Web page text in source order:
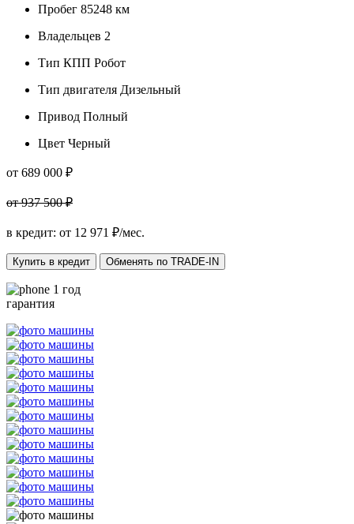
Пробег 85248 км
Владельцев 2
Тип КПП Робот
Тип двигателя Дизельный
Привод Полный
Цвет Черный
от 689 000 ₽
от 937 500 ₽
в кредит: от 12 971 ₽/мес.
Купить в кредит Обменять по TRADE-IN
1 год
гарантия